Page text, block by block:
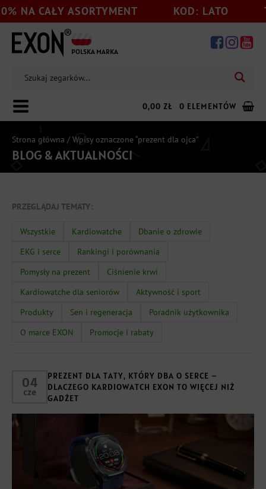
NA CAŁY ASORTYMENT KOD: LATO
POLSKA MARKA
0,00 ZŁ 0 ELEMENTÓW
Strona główna / Wpisy oznaczone “prezent dla ojca”
BLOG & AKTUALNOŚCI
PRZEGLĄDAJ TEMATY:
Wszystkie Kardiowatche
Dbanie o zdrowie
EKG i serce
Rankingi i porównania
Pomysły na prezent
Ciśnienie krwi
Kardiowatche dla seniorów
Aktywność i sport
Produkty
Sen i regeneracja
Poradnik użytkownika
O marce EXON
Promocje i rabaty
04
cze
PREZENT DLA TATY, KTÓRY DBA O SERCE –
DLACZEGO KARDIOWATCH EXON TO WIĘCEJ NIŻ
GADŻET